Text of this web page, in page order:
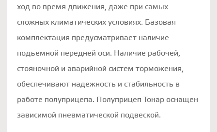
ход во время движения, даже при самых
сложных климатических условиях. Базовая
комплектация предусматривает наличие
подъемной передней оси. Наличие рабочей,
стояночной и аварийной систем торможения,
обеспечивают надежность и стабильность в
работе полуприцепа. Полуприцеп Тонар оснащен
зависимой пневматической подвеской.